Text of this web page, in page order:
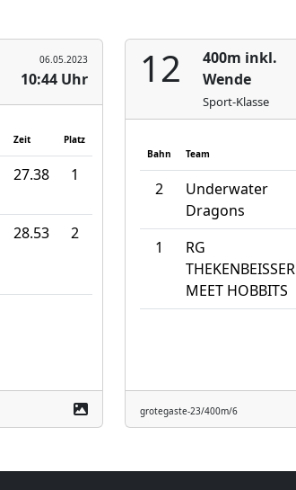
06.05.2023
10:44 Uhr
Zeit Platz
27.38 1
28.53 2
12
400m inkl.
Wende
Sport-Klasse
Bahn Team
2
Underwater
Dragons
1
RG
THEKENBEISSER
MEET HOBBITS
grotegaste-23/400m/6